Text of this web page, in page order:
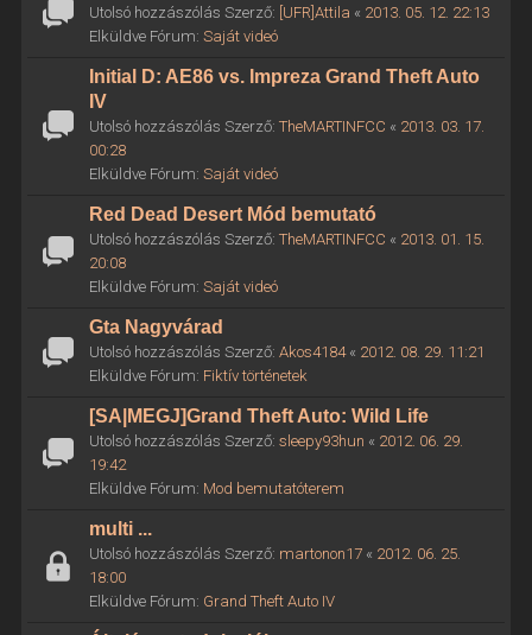
Utolsó hozzászólás Szerző: [UFR]Attila « 2013. 05. 12. 22:13
Elküldve Fórum: Saját videó
Initial D: AE86 vs. Impreza Grand Theft Auto
IV
Utolsó hozzászólás Szerző: TheMARTINFCC « 2013. 03. 17.
00:28
Elküldve Fórum: Saját videó
Red Dead Desert Mód bemutató
Utolsó hozzászólás Szerző: TheMARTINFCC « 2013. 01. 15.
20:08
Elküldve Fórum: Saját videó
Gta Nagyvárad
Utolsó hozzászólás Szerző: Akos4184« 2012. 08. 29. 11:21
Elküldve Fórum: Fiktív történetek
[SA|MEGJ]Grand Theft Auto: Wild Life
Utolsó hozzászólás Szerző: sleepy93hun « 2012. 06. 29.
19:42
Elküldve Fórum: Mod bemutatóterem
multi ...
Utolsó hozzászólás Szerző: martonon17« 2012. 06. 25.
18:00
Elküldve Fórum: Grand Theft Auto IV